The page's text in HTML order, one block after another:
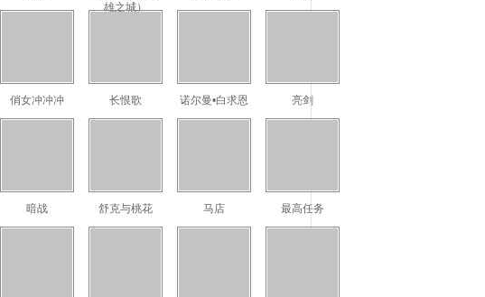
雄之城）
俏女冲冲冲 长恨歌 诺尔曼•白求恩 亮剑
暗战 舒克与桃花 马店 最高任务